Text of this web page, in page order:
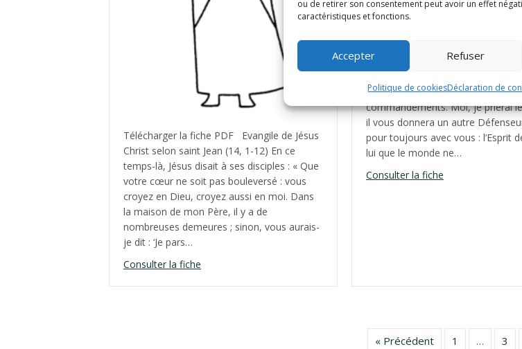
ou de retirer son consentement peut avoir un effet
caractéristiques et fonctions.
Accepter Refuser
Politique de cookiesDéclaration de
Télécharger la fiche PDF Evangile de Jésus
Christ selon saint Jean (14, 1-12) En ce
temps-là, Jésus disait à ses disciples : « Que
votre cœur ne soit pas bouleversé : vous
croyez en Dieu, croyez aussi en moi. Dans
la maison de mon Père, il y a de
nombreuses demeures ; sinon, vous aurais-
je dit : ‘Je pars…
Consulter la fiche
Télécharger la fiche PDF Evangile
Christ selon saint Jean (14, 15-21)
vous m’aimez, vous garderez mes
commandements. Moi, je prierai
il vous donnera un autre
pour toujours avec vous : l’Esprit
lui que le monde ne…
Consulter la fiche about Sixième
« Précédent 1 … 3